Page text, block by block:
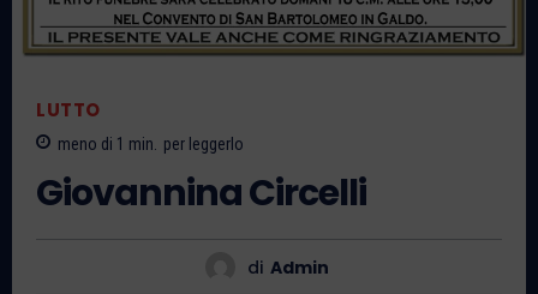
LUTTO
meno di 1 min. per leggerlo
Giovannina Circelli
di Admin